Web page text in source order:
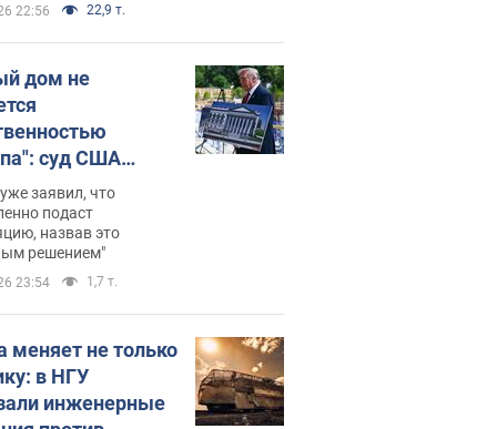
22:56 22,9 т.
дом не
суд США
зала
400 млн
заявил, что
подаст
назвав это
решением"
23:54 1,7 т.
меняет не только
в НГУ
инженерные